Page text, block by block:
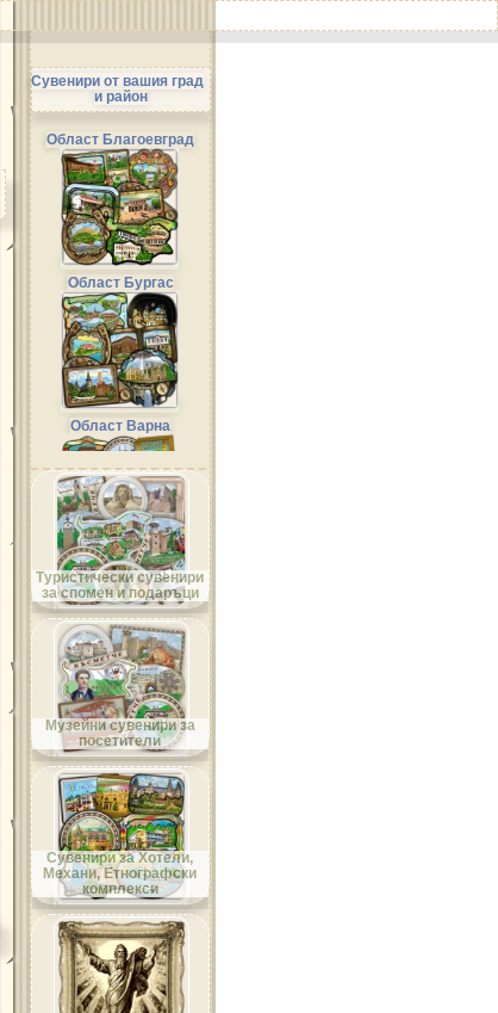
Сувенири от вашия град
и район
Област Благоевград
Област Бургас
Област Варна
Област Велико Търново
Област Видин
Област Враца
Област Габрово
Туристически сувенири
за спомен и подаръци
Музейни сувенири за
посетители
Сувенири за Хотели,
Механи, Етнографски
комплекси